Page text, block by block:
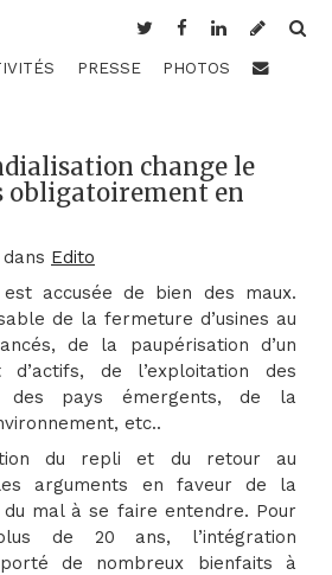
PRESSE PHOTOS
change le
obligatoirement en
Edito
accusée de bien des maux.
de la fermeture d’usines au
de la paupérisation d’un
d’actifs, de l’exploitation des
des pays émergents, de la
etc..
du repli et du retour au
arguments en faveur de la
mal à se faire entendre. Pour
de 20 ans, l’intégration
de nombreux bienfaits à